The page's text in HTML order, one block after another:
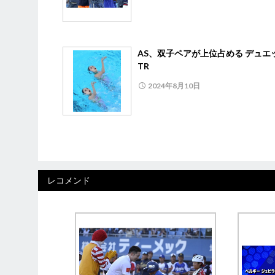
AS、双子ペアが上位占める デュエ
TR
2024年8月10日
レコメンド